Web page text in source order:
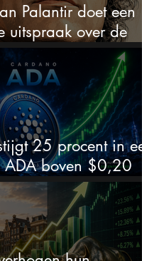
Palantir doet een
uitspraak over de
25 procent in
ADA boven $0,20